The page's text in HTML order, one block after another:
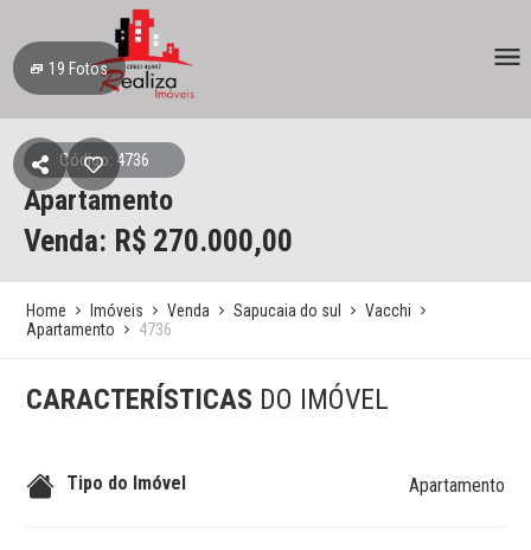
19 Fotos
Código: 4736
Apartamento
Venda: R$ 270.000,00
Home Imóveis Venda Sapucaia do sul
Vacchi
Apartamento
4736
CARACTERÍSTICAS DO IMÓVEL
Tipo do Imóvel Apartamento